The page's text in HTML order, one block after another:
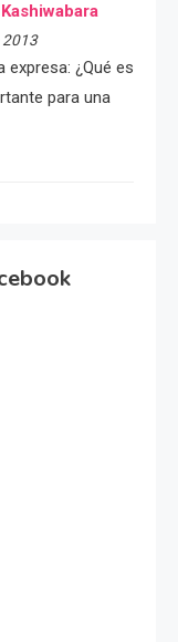
2013
expresa: ¿Qué es
para una